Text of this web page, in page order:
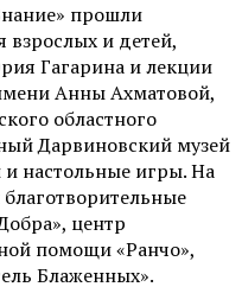
прошли
взрослых и детей,
Гагарина и лекции
Анны Ахматовой,
областного
Дарвиновский музей
настольные игры. На
центр
помощи «Ранчо»,
Блаженных».